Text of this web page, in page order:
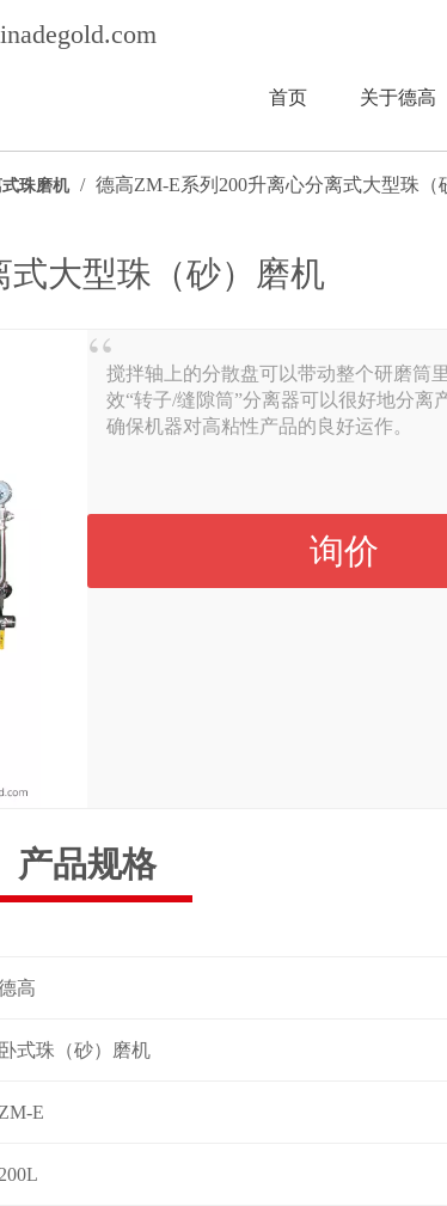
首页 关于德高
珠磨机 / 德高ZM-E系列200升离心分离式大型珠（
式大型珠（砂）磨机
搅拌轴上的分散盘可以带动整个研磨筒
效“转子/缝隙筒”分离器可以很好地分离
确保机器对高粘性产品的良好运作。
询价
产品规格
高
卧式珠（砂）磨机
ZM-E
200L